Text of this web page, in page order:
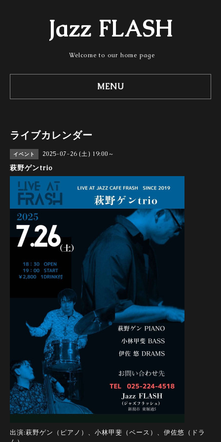
Jazz FLASH
Welcome to our home page
MENU
ライブカレンダー
イベント 2025-07-26 (土) 19:00～
萩野ゲンtrio
出演:萩野ゲン（ピアノ）、小林甲斐（ベース）、伊佐悠（ドラ